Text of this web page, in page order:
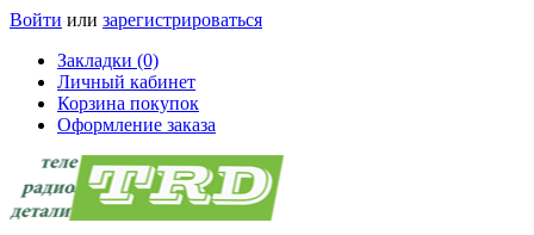
Войти или зарегистрироваться
Закладки (0)
Личный кабинет
Корзина покупок
Оформление заказа